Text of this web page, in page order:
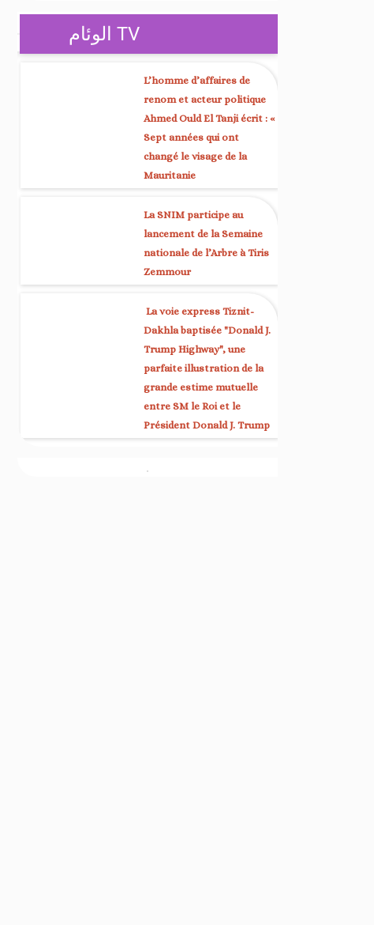
sénégalais, présidée par
les Premiers ministres
الوئام TV
L’homme d’affaires de
renom et acteur politique
Ahmed Ould El Tanji écrit : «
Sept années qui ont
changé le visage de la
Mauritanie
La SNIM participe au
lancement de la Semaine
nationale de l’Arbre à Tiris
Zemmour
La voie express Tiznit-
Dakhla baptisée "Donald J.
Trump Highway", une
parfaite illustration de la
grande estime mutuelle
entre SM le Roi et le
Président Donald J. Trump